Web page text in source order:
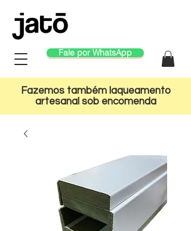
Fale por WhatsApp
Fazemos também laqueamento
artesanal sob encomenda